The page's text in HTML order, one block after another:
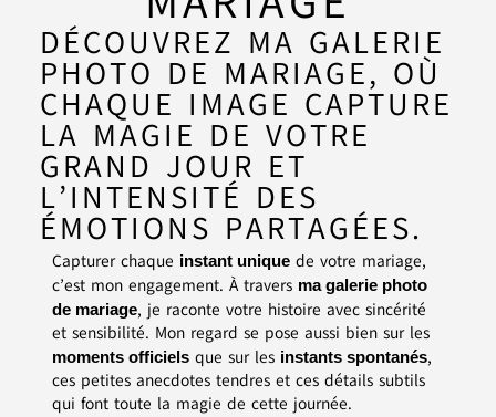
DÉCOUVREZ MA GALERIE
PHOTO DE MARIAGE, OÙ
CHAQUE IMAGE CAPTURE
LA MAGIE DE VOTRE
GRAND JOUR ET
L’INTENSITÉ DES
ÉMOTIONS PARTAGÉES.
Capturer chaque instant unique de votre mariage,
c’est mon engagement. À travers ma galerie photo
de mariage, je raconte votre histoire avec sincérité
et sensibilité. Mon regard se pose aussi bien sur les
moments officiels que sur les instants spontanés,
ces petites anecdotes tendres et ces détails subtils
qui font toute la magie de cette journée.